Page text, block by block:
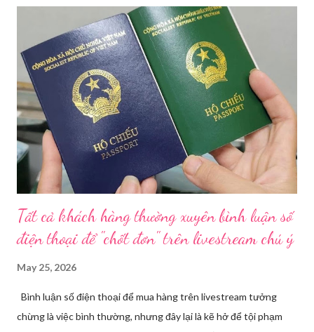
trạng kinh doanh mỹ phẩm thật - giả lẫn lộn. Để chấn chỉnh, Sở Y
tế TP HCM sẽ phối hợp với các sở, ngành và chính quyền địa
phương tăng cường kiểm tra, giám sát. Đợt này, Phòng Nghiệp
vụ Dược sẽ tham mưu Giám đốc Sở Y tế thành lập Tổ công tác
về mỹ phẩm. Cơ quan Cảnh sát điều tra Công an TP HCM vừa
triệt phá đường dây sản xuất, buôn bán mỹ phẩm giả quy mô
lớn, hoạt động tinh vi ngay giữa khu dân cư ở phường Tân Tạo.
Bên cạnh đó, Sở Y tế sẽ công khai danh ...
Tất cả khách hàng thường xuyên bình luận số
điện thoại để "chốt đơn" trên livestream chú ý
May 25, 2026
Bình luận số điện thoại để mua hàng trên livestream tưởng
chừng là việc bình thường, nhưng đây lại là kẽ hở để tội phạm